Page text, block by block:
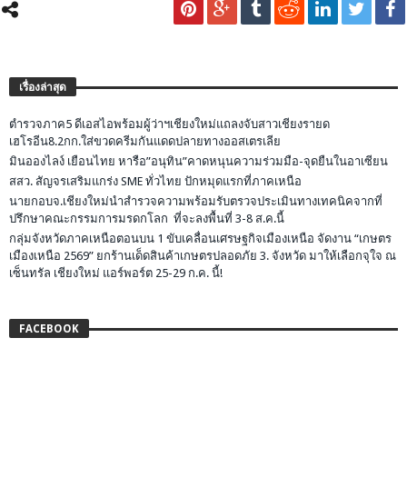
เรื่องล่าสุด
ตำรวจภาค5 ดีเอสไอพร้อมผู้ว่าฯเชียงใหม่แถลงจับสาวเชียงรายด
เฮโรอีน8.2กก.ใส่ขวดครีมกันแดดปลายทางออสเตรเลีย
มินอองไลง์ เยือนไทย หารือ”อนุทิน”คาดหนุนความร่วมมือ-จุดยืนในอาเซียน
สสว. สัญจรเสริมแกร่ง SME ทั่วไทย ปักหมุดแรกที่ภาคเหนือ
นายกอบจ.เชียงใหม่นำสำรวจความพร้อมรับตรวจประเมินทางเทคนิคจากที่
ปรึกษาคณะกรรมการมรดกโลก ที่จะลงพื้นที่ 3-8 ส.ค.นี้
กลุ่มจังหวัดภาคเหนือตอนบน 1 ขับเคลื่อนเศรษฐกิจเมืองเหนือ จัดงาน “เกษตร
เมืองเหนือ 2569” ยกร้านเด็ดสินค้าเกษตรปลอดภัย 3. จังหวัด มาให้เลือกจุใจ ณ
เซ็นทรัล เชียงใหม่ แอร์พอร์ต 25-29 ก.ค. นี้!
FACEBOOK